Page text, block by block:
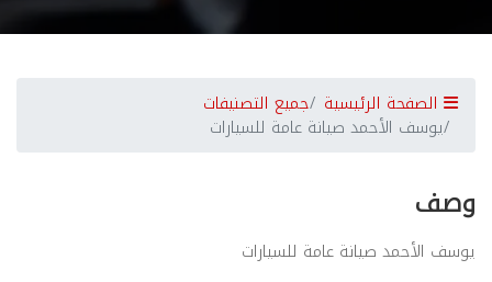
الصفحة الرئيسية جميع التصنيفات
يوسف الأحمد صيانة عامة للسيارات
وصف
يوسف الأحمد صيانة عامة للسيارات